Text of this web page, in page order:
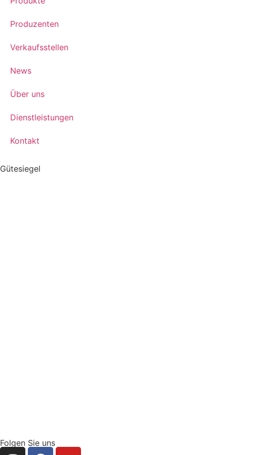
Produzenten
Verkaufsstellen
News
Über uns
Dienstleistungen
Kontakt
Gütesiegel
Folgen Sie uns